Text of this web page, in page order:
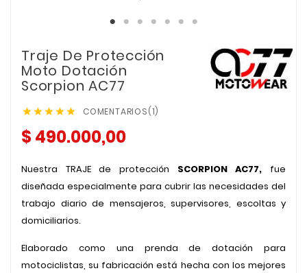
Traje De Protección
Moto Dotación
Scorpion AC77
     COMENTARIOS(1)
$ 490.000,00
Nuestra TRAJEde protección SCORPION AC77, fue
diseñada especialmente para cubrir las necesidades del
trabajo diario de mensajeros, supervisores, escoltas y
domiciliarios.
Elaborado como una prenda de dotación para
motociclistas, su fabricación está hecha con los mejores